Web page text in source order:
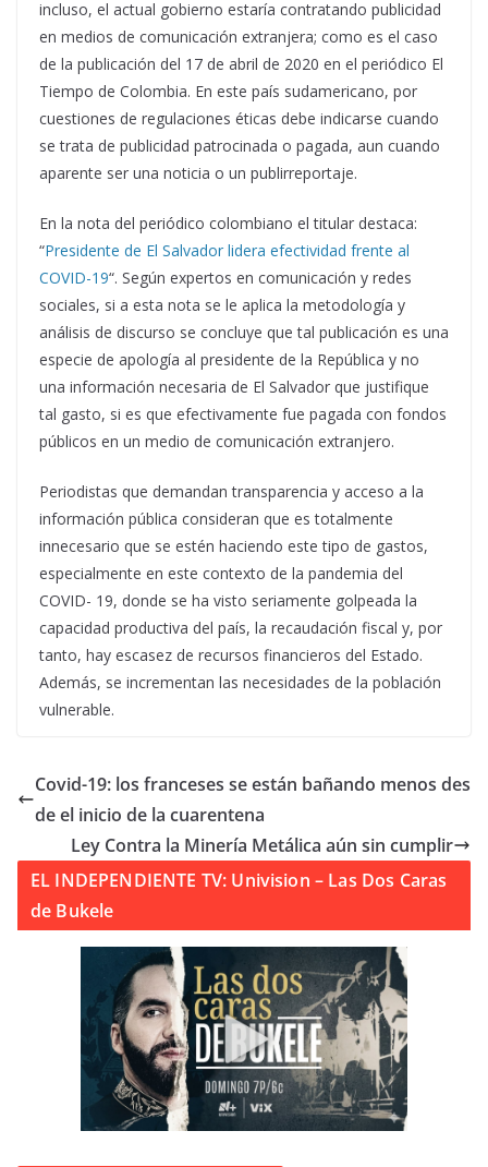
incluso, el actual gobierno estaría contratando publicidad
en medios de comunicación extranjera; como es el caso
de la publicación del 17 de abril de 2020 en el periódico El
Tiempo de Colombia. En este país sudamericano, por
cuestiones de regulaciones éticas debe indicarse cuando
se trata de publicidad patrocinada o pagada, aun cuando
aparente ser una noticia o un publirreportaje.
En la nota del periódico colombiano el titular destaca:
“Presidente de El Salvador lidera efectividad frente al
COVID-19“. Según expertos en comunicación y redes
sociales, si a esta nota se le aplica la metodología y
análisis de discurso se concluye que tal publicación es una
especie de apología al presidente de la República y no
una información necesaria de El Salvador que justifique
tal gasto, si es que efectivamente fue pagada con fondos
públicos en un medio de comunicación extranjero.
Periodistas que demandan transparencia y acceso a la
información pública consideran que es totalmente
innecesario que se estén haciendo este tipo de gastos,
especialmente en este contexto de la pandemia del
COVID- 19, donde se ha visto seriamente golpeada la
capacidad productiva del país, la recaudación fiscal y, por
tanto, hay escasez de recursos financieros del Estado.
Además, se incrementan las necesidades de la población
vulnerable.
Covid-19: los franceses se están bañando menos des
de el inicio de la cuarentena
Ley Contra la Minería Metálica aún sin cumplir
EL INDEPENDIENTE TV: Univision – Las Dos Caras
de Bukele